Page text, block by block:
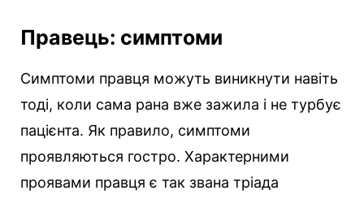
Правець: симптоми
Симптоми правця можуть виникнути навіть
тоді, коли сама рана вже зажила і не турбує
пацієнта. Як правило, симптоми
проявляються гостро. Характерними
проявами правця є так звана тріада